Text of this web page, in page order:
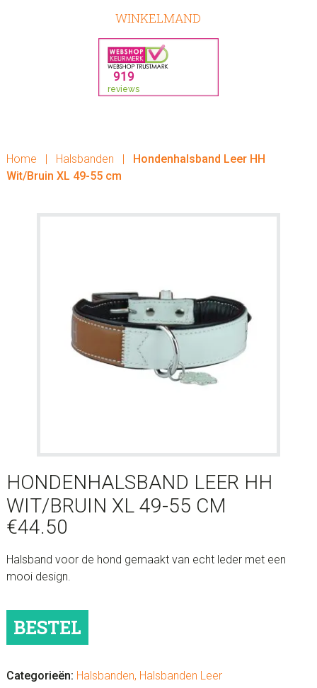
WINKELMAND
Home | Halsbanden |
Hondenhalsband Leer HH
Wit/Bruin XL 49-55 cm
HONDENHALSBAND LEER HH
WIT/BRUIN XL 49-55 CM
€44.50
Halsband voor de hond gemaakt van echt leder met een
mooi design.
Hondenhalsband
Leer
XL
BESTEL
Categorieën: Halsbanden, Halsbanden Leer